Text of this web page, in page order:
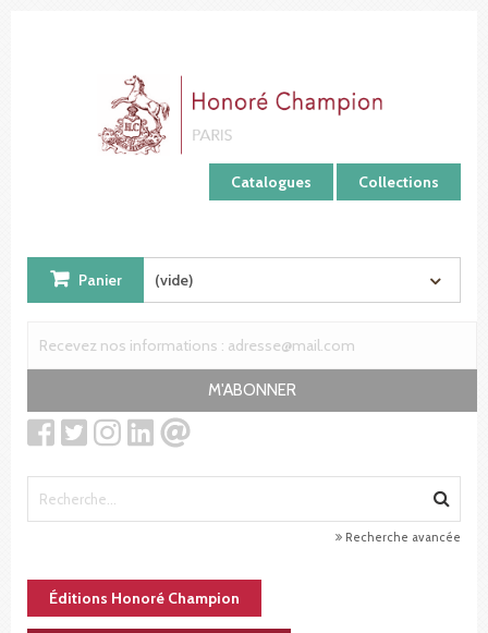
Catalogues Collections
Panier (vide)
M'ABONNER
Recherche avancée
Éditions Honoré Champion